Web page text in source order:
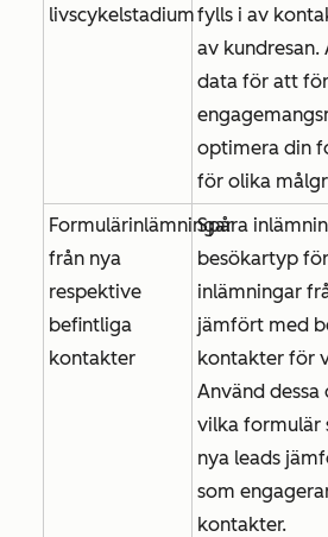
livscykelstadiumfylls i av
av kundresan.
data för att
optimera din
för olika
Formulärinlämningar
från nya
respektive
befintliga
kontakter
Spåra
besökartyp
inlämningar
jämfört med
kontakter för
Använd
vilka formulär
nya leads
som
kontakter.